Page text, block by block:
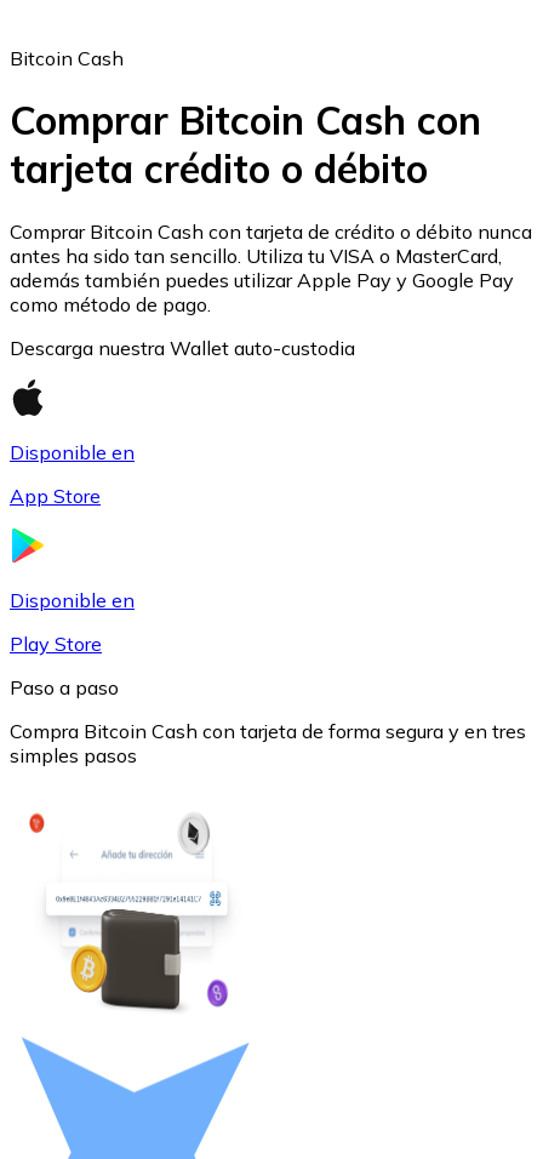
Ethereum
ETH
LTC
Bitcoin Cash
Comprar Bitcoin Cash con
tarjeta crédito o débito
Comprar Bitcoin Cash con tarjeta de crédito o débito nunca
antes ha sido tan sencillo. Utiliza tu VISA o MasterCard,
además también puedes utilizar Apple Pay y Google Pay
como método de pago.
Descarga nuestra Wallet auto-custodia
Disponible en
App Store
Disponible en
Play Store
Paso a paso
Compra Bitcoin Cash con tarjeta de forma segura y en tres
simples pasos